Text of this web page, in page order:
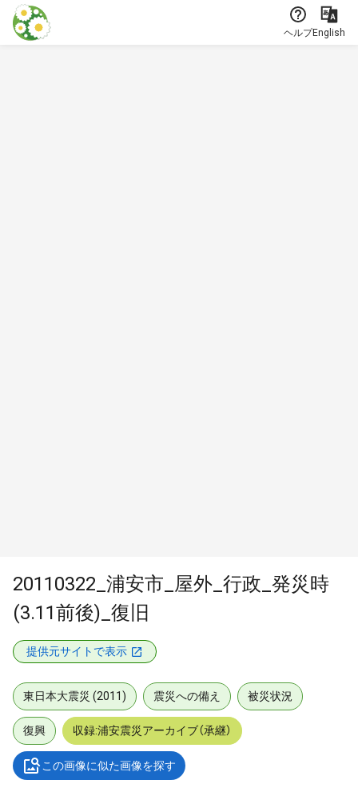
本文に飛ぶ
ヘルプEnglish
20110322_浦安市_屋外_行政_発災時
(3.11前後)_復旧
提供元サイトで表示
東日本大震災 (2011) 震災への備え 被災状況
復興 収録:浦安震災アーカイブ（承継）
この画像に似た画像を探す